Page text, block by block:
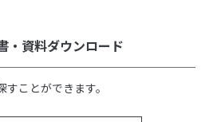
・資料ダウンロード
ことができます。